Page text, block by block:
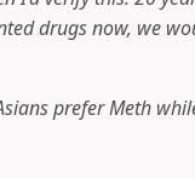
drugs now, we
prefer Meth